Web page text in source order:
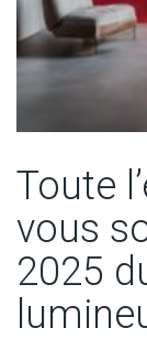
Toute
vous
2025